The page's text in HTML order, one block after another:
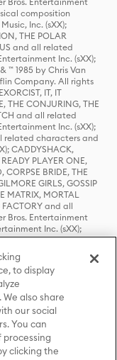
composition
Inc. (sXX);
THE POLAR
and all related
Inc. (sXX);
™ 1985 by Chris Van
Company. All rights
IT, IT
THE CONJURING, THE
and all related
Inc. (sXX);
related characters and
CADDYSHACK,
PLAYER ONE,
CORPSE BRIDE, THE
GIRLS, GOSSIP
MATRIX, MORTAL
FACTORY and all
Bros. Entertainment
Inc. (sXX);
and all related
Inc. (sXX); CHILLING
Warner Bros.
characters and
Used with permission.
elements © & ™ Castle
Bros.
THE HOBBIT: AN
OF SMAUG,
THE LORD OF THE
OF THE RINGS: THE
to display
also share
our social
You can
clicking the